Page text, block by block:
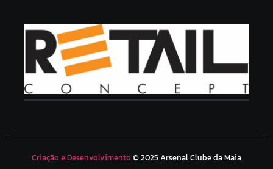
Criação e Desenvolvimento © 2025 Arsenal Clube da Maia